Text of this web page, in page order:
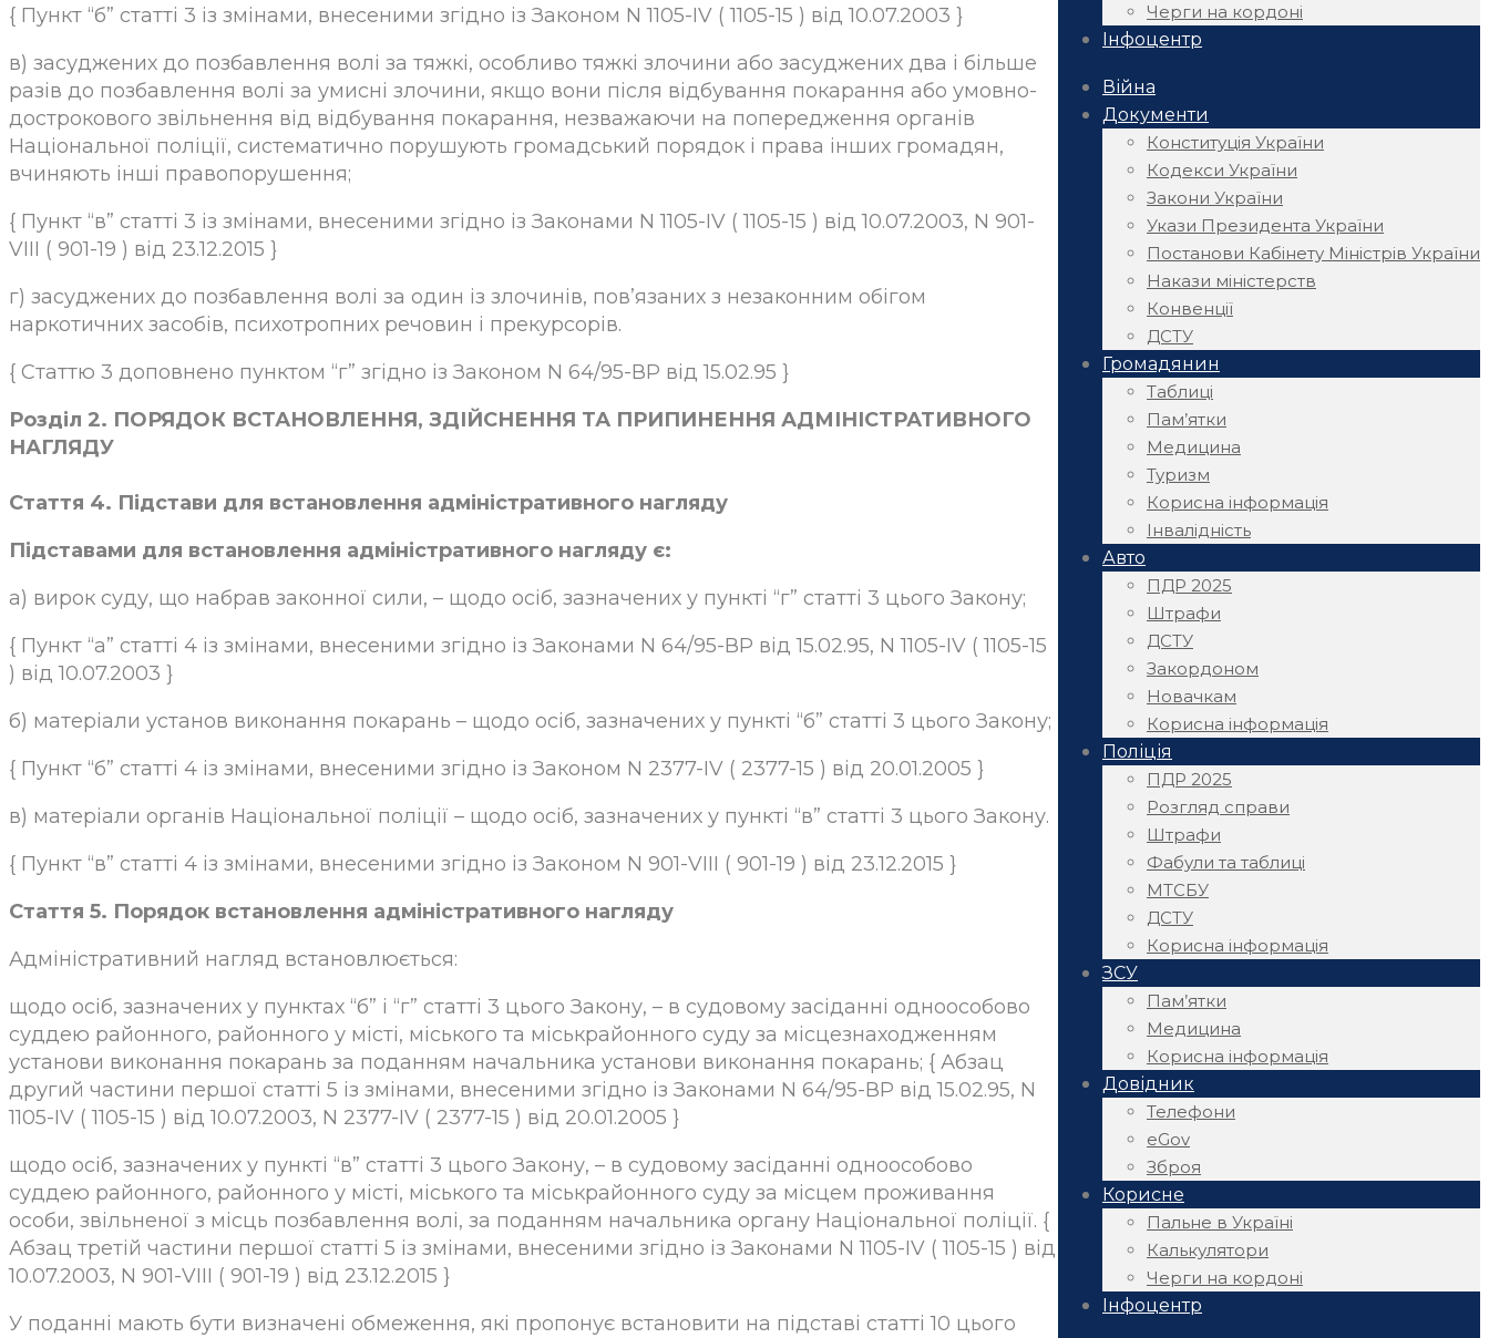
Черги на кордоні
Інфоцентр
Війна
Документи
Конституція України
Кодекси України
Закони України
Укази Президента України
Постанови Кабінету Міністрів України
Накази міністерств
Конвенції
ДСТУ
Громадянин
Таблиці
Пам’ятки
Медицина
Туризм
Корисна інформація
Інвалідність
Авто
ПДР 2025
Штрафи
ДСТУ
Закордоном
Новачкам
Корисна інформація
Поліція
ПДР 2025
Розгляд справи
Штрафи
Фабули та таблиці
МТСБУ
ДСТУ
Корисна інформація
ЗСУ
Пам’ятки
Медицина
Корисна інформація
Довідник
Телефони
eGov
Зброя
Корисне
Пальне в Україні
Калькулятори
Черги на кордоні
Інфоцентр
{ Пункт “б” статті 3 із змінами, внесеними згідно із Законом N 1105-IV ( 1105-15 ) від 10.07.2003 }
в) засуджених до позбавлення волі за тяжкі, особливо тяжкі злочини або засуджених два і більше
разів до позбавлення волі за умисні злочини, якщо вони після відбування покарання або умовно-
дострокового звільнення від відбування покарання, незважаючи на попередження органів
Національної поліції, систематично порушують громадський порядок і права інших громадян,
вчиняють інші правопорушення;
{ Пункт “в” статті 3 із змінами, внесеними згідно із Законами N 1105-IV ( 1105-15 ) від 10.07.2003, N 901-
VIII ( 901-19 ) від 23.12.2015 }
г) засуджених до позбавлення волі за один із злочинів, пов’язаних з незаконним обігом
наркотичних засобів, психотропних речовин і прекурсорів.
{ Статтю 3 доповнено пунктом “г” згідно із Законом N 64/95-ВР від 15.02.95 }
Розділ 2. ПОРЯДОК ВСТАНОВЛЕННЯ, ЗДІЙСНЕННЯ ТА ПРИПИНЕННЯ АДМІНІСТРАТИВНОГО
НАГЛЯДУ
Стаття 4. Підстави для встановлення адміністративного нагляду
Підставами для встановлення адміністративного нагляду є:
а) вирок суду, що набрав законної сили, – щодо осіб, зазначених у пункті “г” статті 3 цього Закону;
{ Пункт “а” статті 4 із змінами, внесеними згідно із Законами N 64/95-ВР від 15.02.95, N 1105-IV ( 1105-15
) від 10.07.2003 }
б) матеріали установ виконання покарань – щодо осіб, зазначених у пункті “б” статті 3 цього Закону;
{ Пункт “б” статті 4 із змінами, внесеними згідно із Законом N 2377-IV ( 2377-15 ) від 20.01.2005 }
в) матеріали органів Національної поліції – щодо осіб, зазначених у пункті “в” статті 3 цього Закону.
{ Пункт “в” статті 4 із змінами, внесеними згідно із Законом N 901-VIII ( 901-19 ) від 23.12.2015 }
Стаття 5. Порядок встановлення адміністративного нагляду
Адміністративний нагляд встановлюється:
щодо осіб, зазначених у пунктах “б” і “г” статті 3 цього Закону, – в судовому засіданні одноособово
суддею районного, районного у місті, міського та міськрайонного суду за місцезнаходженням
установи виконання покарань за поданням начальника установи виконання покарань; { Абзац
другий частини першої статті 5 із змінами, внесеними згідно із Законами N 64/95-ВР від 15.02.95, N
1105-IV ( 1105-15 ) від 10.07.2003, N 2377-IV ( 2377-15 ) від 20.01.2005 }
щодо осіб, зазначених у пункті “в” статті 3 цього Закону, – в судовому засіданні одноособово
суддею районного, районного у місті, міського та міськрайонного суду за місцем проживання
особи, звільненої з місць позбавлення волі, за поданням начальника органу Національної поліції. {
Абзац третій частини першої статті 5 із змінами, внесеними згідно із Законами N 1105-IV ( 1105-15 ) від
10.07.2003, N 901-VIII ( 901-19 ) від 23.12.2015 }
У поданні мають бути визначені обмеження, які пропонує встановити на підставі статті 10 цього